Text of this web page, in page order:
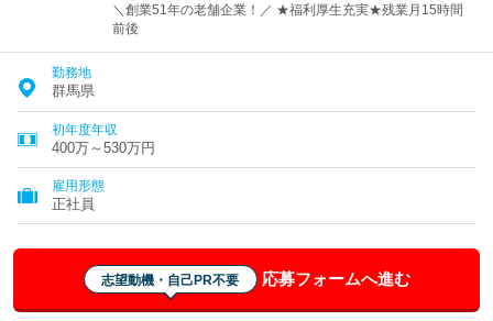
＼創業51年の老舗企業！／ ★福利厚生充実★残業月15時間
前後
勤務地
群馬県
初年度年収
400万～530万円
雇用形態
正社員
志望動機・自己PR不要 応募フォームへ進む